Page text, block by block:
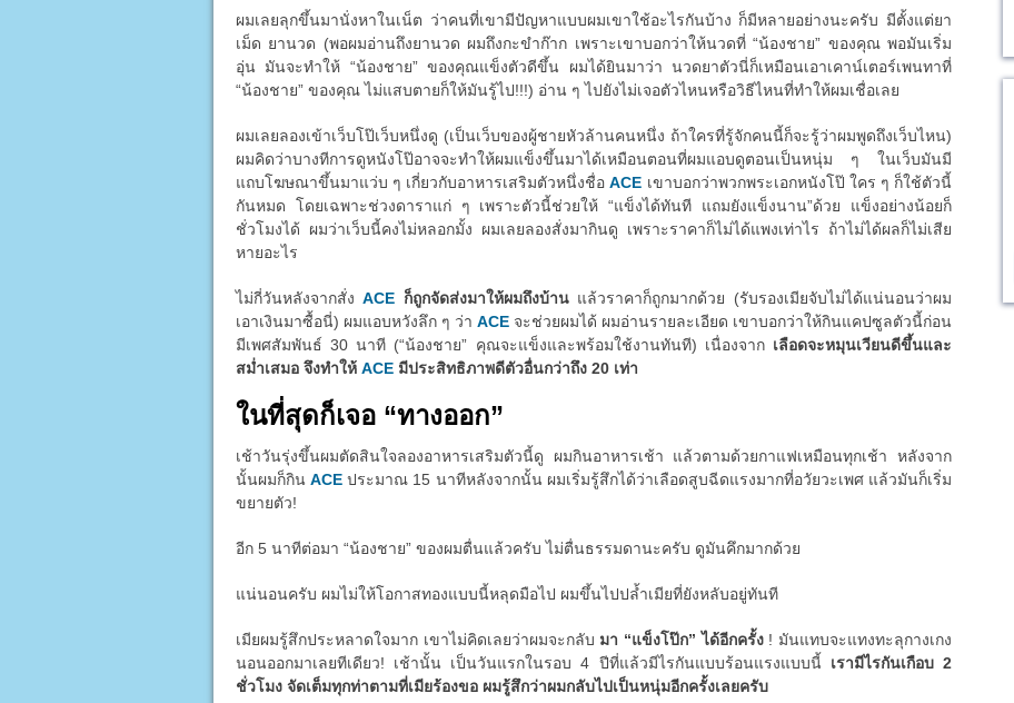
ผมเลยลุกขึ้นมานั่งหาในเน็ต ว่าคนที่เขามีปัญหาแบบผมเขาใช้อะไรกันบ้าง ก็มีหลายอย่างนะครับ มีตั้งแต่ยา
เม็ด ยานวด (พอผมอ่านถึงยานวด ผมถึงกะขำก๊าก เพราะเขาบอกว่าให้นวดที่ “น้องชาย” ของคุณ พอมันเริ่ม
อุ่น มันจะทำให้ “น้องชาย” ของคุณแข็งตัวดีขึ้น ผมได้ยินมาว่า นวดยาตัวนี่ก็เหมือนเอาเคาน์เตอร์เพนทาที่
“น้องชาย” ของคุณ ไม่แสบตายก็ให้มันรู้ไป!!!) อ่าน ๆ ไปยังไม่เจอตัวไหนหรือวิธีไหนที่ทำให้ผมเชื่อเลย
ผมเลยลองเข้าเว็บโป๊เว็บหนึ่งดู (เป็นเว็บของผู้ชายหัวล้านคนหนึ่ง ถ้าใครที่รู้จักคนนี้ก็จะรู้ว่าผมพูดถึงเว็บไหน)
ผมคิดว่าบางทีการดูหนังโป๊อาจจะทำให้ผมแข็งขึ้นมาได้เหมือนตอนที่ผมแอบดูตอนเป็นหนุ่ม ๆ ในเว็บมันมี
แถบโฆษณาขึ้นมาแว่บ ๆ เกี่ยวกับอาหารเสริมตัวหนึ่งชื่อACE เขาบอกว่าพวกพระเอกหนังโป๊ ใคร ๆ ก็ใช้ตัวนี้
กันหมด โดยเฉพาะช่วงดาราแก่ ๆ เพราะตัวนี้ช่วยให้ “แข็งได้ทันที แถมยังแข็งนาน”ด้วย แข็งอย่างน้อยก็
ชั่วโมงได้ ผมว่าเว็บนี้คงไม่หลอกมั้ง ผมเลยลองสั่งมากินดู เพราะราคาก็ไม่ได้แพงเท่าไร ถ้าไม่ได้ผลก็ไม่เสีย
หายอะไร
ไม่กี่วันหลังจากสั่งACE ก็ถูกจัดส่งมาให้ผมถึงบ้าน แล้วราคาก็ถูกมากด้วย (รับรองเมียจับไม่ได้แน่นอนว่าผม
เอาเงินมาซื้อนี่) ผมแอบหวังลึก ๆ ว่า ACEจะช่วยผมได้ ผมอ่านรายละเอียด เขาบอกว่าให้กินแคปซูลตัวนี้ก่อน
มีเพศสัมพันธ์ 30 นาที (“น้องชาย” คุณจะแข็งและพร้อมใช้งานทันที) เนื่องจาก เลือดจะหมุนเวียนดีขึ้นและ
สม่ำเสมอ จึงทำให้ ACEมีประสิทธิภาพดีตัวอื่นกว่าถึง 20 เท่า
ในที่สุดก็เจอ “ทางออก”
เช้าวันรุ่งขึ้นผมตัดสินใจลองอาหารเสริมตัวนี้ดู ผมกินอาหารเช้า แล้วตามด้วยกาแฟเหมือนทุกเช้า หลังจาก
นั้นผมก็กินACE ประมาณ 15 นาทีหลังจากนั้น ผมเริ่มรู้สึกได้ว่าเลือดสูบฉีดแรงมากที่อวัยวะเพศ แล้วมันก็เริ่ม
ขยายตัว!
อีก 5 นาทีต่อมา “น้องชาย” ของผมตื่นแล้วครับ ไม่ตื่นธรรมดานะครับ ดูมันคึกมากด้วย
แน่นอนครับ ผมไม่ให้โอกาสทองแบบนี้หลุดมือไป ผมขึ้นไปปล้ำเมียที่ยังหลับอยู่ทันที
เมียผมรู้สึกประหลาดใจมาก เขาไม่คิดเลยว่าผมจะกลับ มา “แข็งโป๊ก” ได้อีกครั้ง ! มันแทบจะแทงทะลุกางเกง
นอนออกมาเลยทีเดียว! เช้านั้น เป็นวันแรกในรอบ 4 ปีที่แล้วมีไรกันแบบร้อนแรงแบบนี้ เรามีไรกันเกือบ 2
ชั่วโมง จัดเต็มทุกท่าตามที่เมียร้องขอ ผมรู้สึกว่าผมกลับไปเป็นหนุ่มอีกครั้งเลยครับ